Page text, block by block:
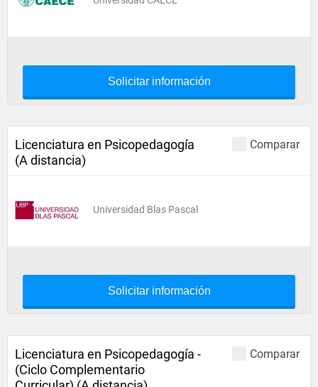
Solicitar información
Comparar
Licenciatura en Psicopedagogía
(A distancia)
Universidad Blas Pascal
Solicitar información
Comparar
Licenciatura en Psicopedagogía -
(Ciclo Complementario